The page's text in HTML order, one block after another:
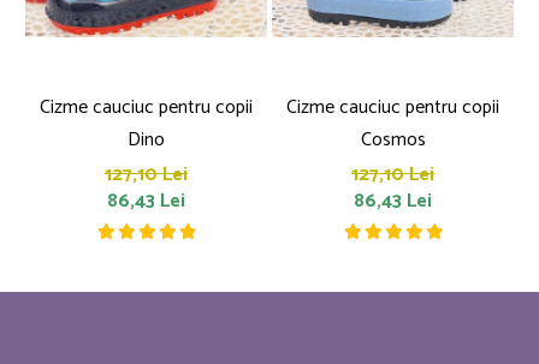
Cizme cauciuc pentru copii
Dino
127,10 Lei
86,43 Lei
Cizme cauciuc pentru copii
Cosmos
127,10 Lei
86,43 Lei